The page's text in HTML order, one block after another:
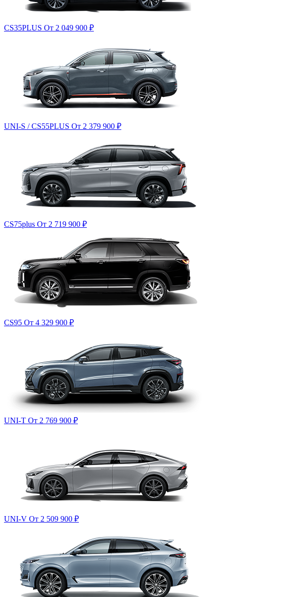
CS35PLUS От 2 049 900 ₽
UNI-S / CS55PLUS От 2 379 900 ₽
CS75plus От 2 719 900 ₽
CS95 От 4 329 900 ₽
UNI-T От 2 769 900 ₽
UNI-V От 2 509 900 ₽